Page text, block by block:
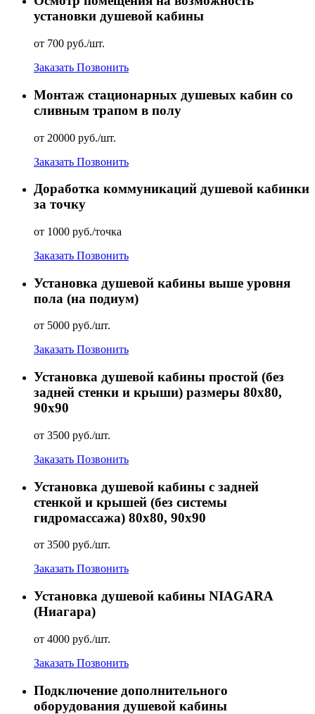
установки душевой кабины
от 700 руб./шт.
Заказать Позвонить
Монтаж стационарных душевых кабин со
сливным трапом в полу
от 20000 руб./шт.
Заказать Позвонить
Доработка коммуникаций душевой кабинки
за точку
от 1000 руб./точка
Заказать Позвонить
Установка душевой кабины выше уровня
пола (на подиум)
от 5000 руб./шт.
Заказать Позвонить
Установка душевой кабины простой (без
задней стенки и крыши) размеры 80х80,
90х90
от 3500 руб./шт.
Заказать Позвонить
Установка душевой кабины с задней
стенкой и крышей (без системы
гидромассажа) 80х80, 90х90
от 3500 руб./шт.
Заказать Позвонить
Установка душевой кабины NIAGARA
(Ниагара)
от 4000 руб./шт.
Заказать Позвонить
Подключение дополнительного
оборудования душевой кабины